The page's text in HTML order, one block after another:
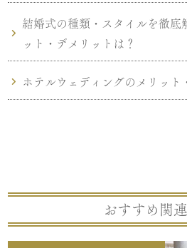
結婚式の種類・スタイルを徹底
ット・デメリットは？
ホテルウェディングのメリット
おすすめ関